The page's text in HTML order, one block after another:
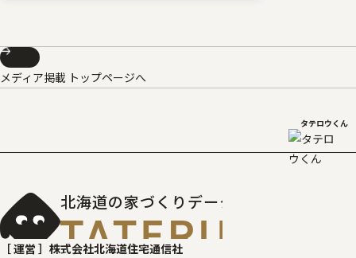
メディア掲載 トップページへ
タテロウくん
北海道の家づくりデータベース
［ 運営 ］ 株式会社北海道住宅通信社